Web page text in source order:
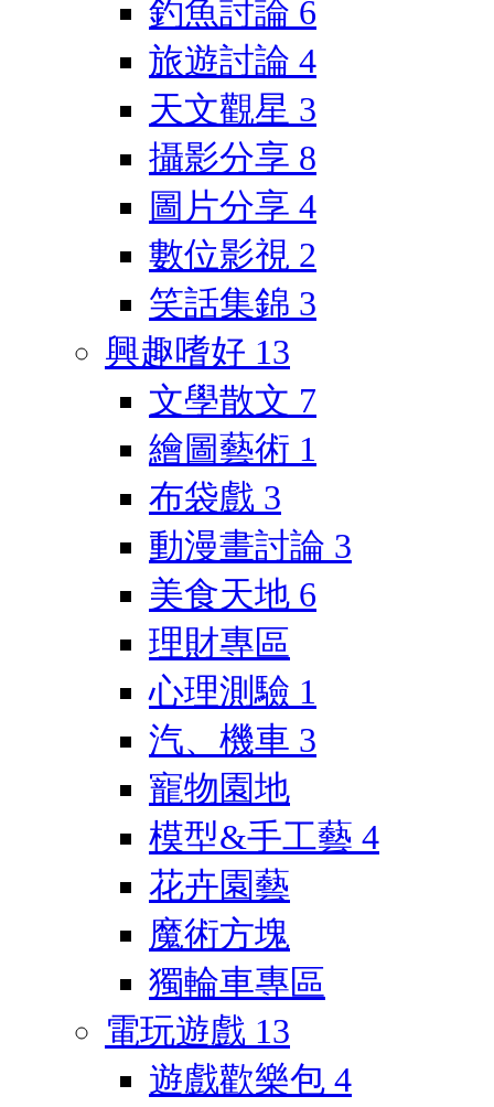
釣魚討論 6
旅遊討論 4
天文觀星 3
攝影分享 8
圖片分享 4
數位影視 2
笑話集錦 3
興趣嗜好 13
文學散文 7
繪圖藝術 1
布袋戲 3
動漫畫討論 3
美食天地 6
理財專區
心理測驗 1
汽、機車 3
寵物園地
模型&手工藝 4
花卉園藝
魔術方塊
獨輪車專區
電玩遊戲 13
遊戲歡樂包 4